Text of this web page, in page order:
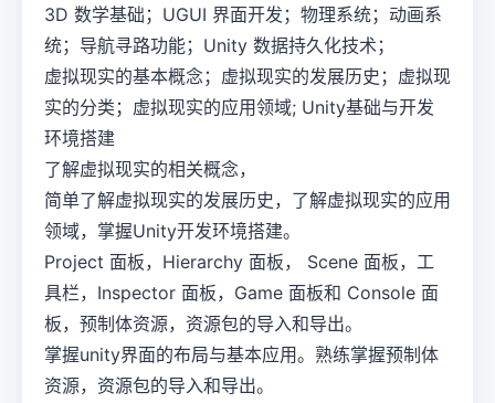
3D 数学基础；UGUI 界面开发；物理系统；动画系
统；导航寻路功能；Unity 数据持久化技术；
虚拟现实的基本概念；虚拟现实的发展历史；虚拟现
实的分类；虚拟现实的应用领域; Unity基础与开发
环境搭建
了解虚拟现实的相关概念，
简单了解虚拟现实的发展历史，了解虚拟现实的应用
领域，掌握Unity开发环境搭建。
Project 面板，Hierarchy 面板， Scene 面板，工
具栏，Inspector 面板，Game 面板和 Console 面
板，预制体资源，资源包的导入和导出。
掌握unity界面的布局与基本应用。熟练掌握预制体
资源，资源包的导入和导出。